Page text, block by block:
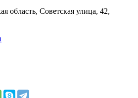
область, Советская улица, 42,